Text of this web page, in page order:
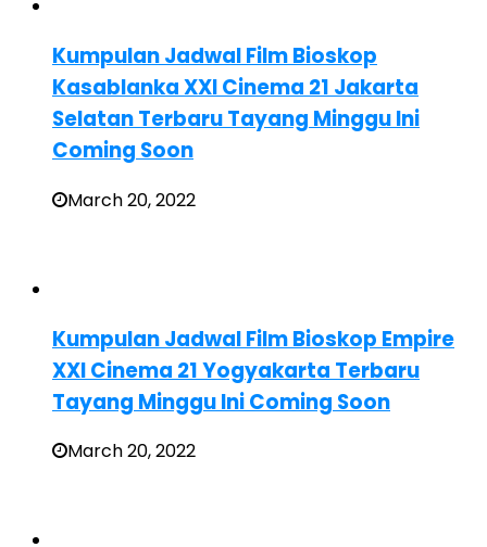
Kumpulan Jadwal Film Bioskop
Kasablanka XXI Cinema 21 Jakarta
Selatan Terbaru Tayang Minggu Ini
Coming Soon
March 20, 2022
Kumpulan Jadwal Film Bioskop Empire
XXI Cinema 21 Yogyakarta Terbaru
Tayang Minggu Ini Coming Soon
March 20, 2022